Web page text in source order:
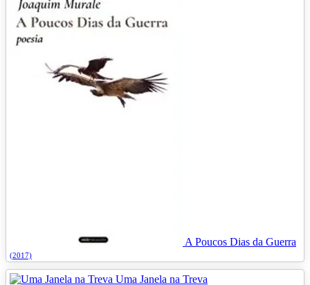
A Poucos Dias da Guerra
(2017)
Uma Janela na Treva